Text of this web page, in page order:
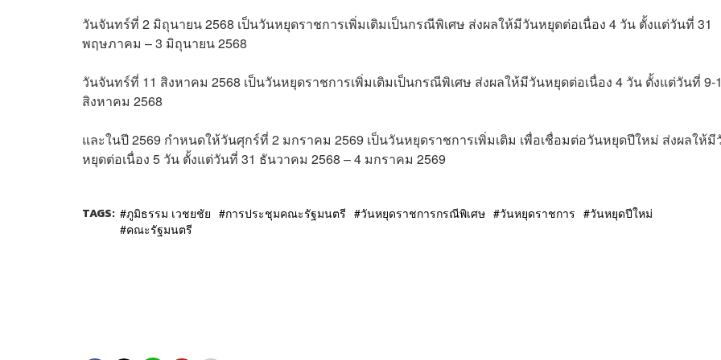
วันจันทร์ที่ 2 มิถุนายน 2568 เป็นวันหยุดราชการเพิ่มเติมเป็นกรณีพิเศษ ส่งผลให้มีวันหยุดต่อเนื่อง 4 วัน ตั้งแต่วันที่ 31
พฤษภาคม – 3 มิถุนายน 2568
วันจันทร์ที่ 11 สิงหาคม 2568 เป็นวันหยุดราชการเพิ่มเติมเป็นกรณีพิเศษ ส่งผลให้มีวันหยุดต่อเนื่อง 4 วัน ตั้งแต่วันที่ 9-
สิงหาคม 2568
และในปี 2569 กำหนดให้วันศุกร์ที่ 2 มกราคม 2569 เป็นวันหยุดราชการเพิ่มเติม เพื่อเชื่อมต่อวันหยุดปีใหม่ ส่งผลให้มี
หยุดต่อเนื่อง 5 วัน ตั้งแต่วันที่ 31 ธันวาคม 2568 – 4 มกราคม 2569
TAGS: ภูมิธรรม เวชยชัย การประชุมคณะรัฐมนตรี วันหยุดราชการกรณีพิเศษ วันหยุดราชการ
วันหยุดปีใหม่
คณะรัฐมนตรี